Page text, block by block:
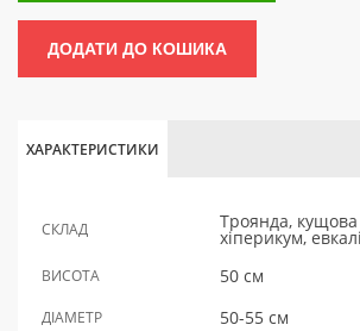
ДОДАТИ ДО КОШИКА
ХАРАКТЕРИСТИКИ
СКЛАД Троянда,
хіперикум,
ВИСОТА 50 см
ДІАМЕТР 50-55 см